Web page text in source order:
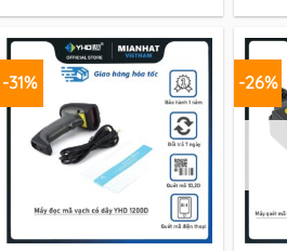
là:
3.000.000 ₫.
tại
là:
2.199.000 ₫.
-31% -26%
+